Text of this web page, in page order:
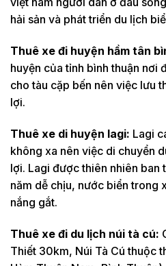
hải sản và phát triển du lịch
Thuê xe đi huyện hầm tân
huyện của tỉnh bình thuận nơi
cho tàu cặp bến nên việc lưu
lợi.
Thuê xe di huyện lagi: Lagi
không xa nên việc di chuyển
lợi. Lagi được thiên nhiên ban
năm dễ chịu, nước biển trong
nắng gắt.
Thuê xe đi du lịch núi tà cú:
Thiết 30km, Núi Tà Cú thuộc